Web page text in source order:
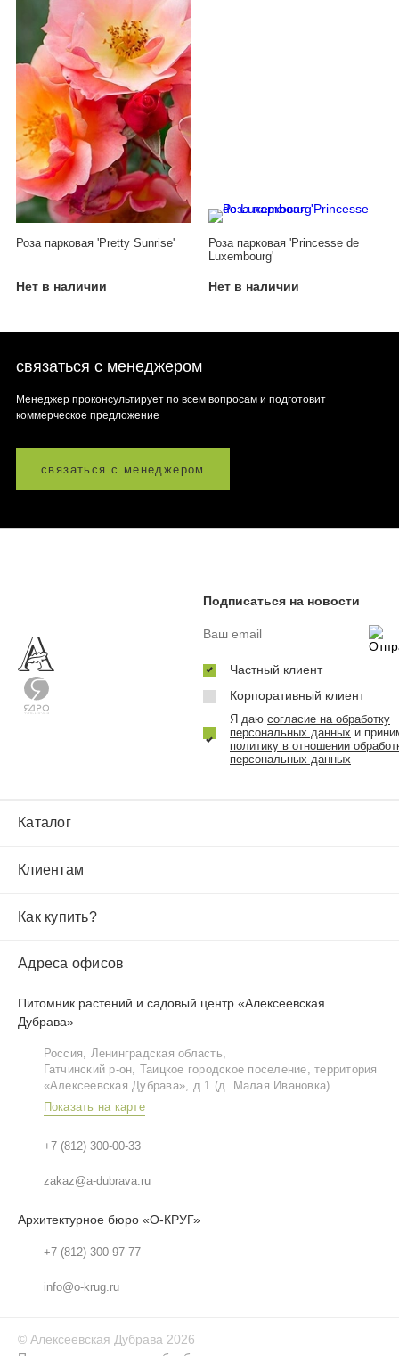
Роза парковая 'Pretty Sunrise'
Нет в наличии
Роза парковая 'Princesse de
Luxembourg'
Нет в наличии
связаться с менеджером
Менеджер проконсультирует по всем вопросам и подготовит
коммерческое предложение
связаться с менеджером
Каталог
Клиентам
Как купить?
Адреса офисов
Питомник растений и садовый центр «Алексеевская
Дубрава»
Россия, Ленинградская область,
Гатчинский р‑он, Таицкое городское поселение, территория
«Алексеевская Дубрава», д.1 (д. Малая Ивановка)
Показать на карте
+7 (812) 300-00-33
zakaz@a-dubrava.ru
Архитектурное бюро «О-КРУГ»
+7 (812) 300-97-77
info@o-krug.ru
Подписаться на новости
Частный клиент
Корпоративный клиент
Я даю согласие на обработку
персональных данных и
политику в отношении
персональных данных
© Алексеевская Дубрава 2026